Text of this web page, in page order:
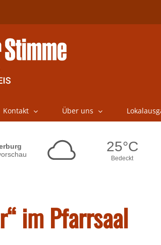
Kontakt Über uns
im Pfarrsaal